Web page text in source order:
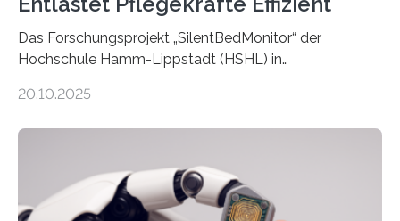
Das Forschungsprojekt „SilentBedMonitor“ der
Hochschule Hamm-Lippstadt (HSHL) in
auf Personen ab, die bettlägerig sind oder in ihrer
Entwicklung der Sensorik und Datenübertragung. Die
HSHL verantwortet die wissenschaftliche Begleitung
sowie die KI-gestützte Datenauswertung. Das Ziel ist
20.10.2025